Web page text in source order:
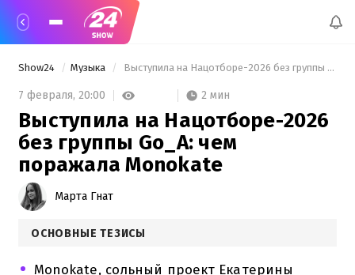
Show24 Музыка Выступила на Нацотборе-2026 без группы Go_A: чем поражала Monokate
7 февраля, 20:00 2 мин
Выступила на Нацотборе-2026
без группы Go_A: чем
поражала Monokate
Марта Гнат
ОСНОВНЫЕ ТЕЗИСЫ
Monokate, сольный проект Екатерины